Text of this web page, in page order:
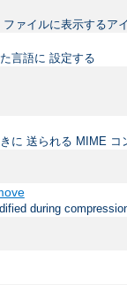
ァイルに表示するア
言語に 設定する
に 送られる MIME コ
during